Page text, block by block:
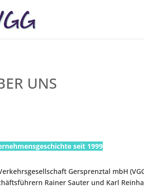
UNS
seit 1999
Gersprenztal mbH
Rainer Sauter und Karl